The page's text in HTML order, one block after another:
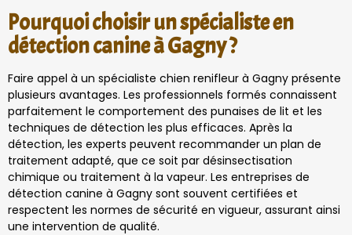
Pourquoi choisir un spécialiste en
détection canine à Gagny ?
Faire appel à un spécialiste chien renifleur à Gagny présente
plusieurs avantages. Les professionnels formés connaissent
parfaitement le comportement des punaises de lit et les
techniques de détection les plus efficaces. Après la
détection, les experts peuvent recommander un plan de
traitement adapté, que ce soit par désinsectisation
chimique ou traitement à la vapeur. Les entreprises de
détection canine à Gagny sont souvent certifiées et
respectent les normes de sécurité en vigueur, assurant ainsi
une intervention de qualité.